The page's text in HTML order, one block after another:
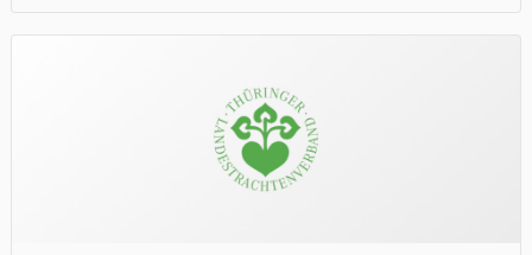
Wir wünschen Euch viel Spaß beim Lesen.